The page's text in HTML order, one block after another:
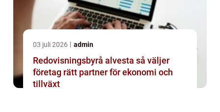
03 juli 2026 admin
Redovisningsbyrå alvesta så väljer
företag rätt partner för ekonomi och
tillväxt